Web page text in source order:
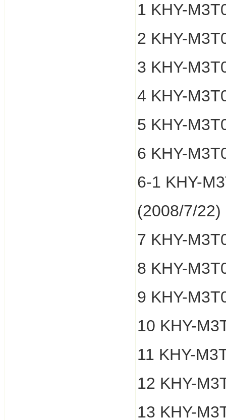
1 KHY-
2 KHY-
3 KHY-
4 KHY-
5 KHY-
6 KHY-
6-1 KHY-
(2008/7/22)
7 KHY-
8 KHY-
9 KHY-
10 KHY-
11 KHY-
12 KHY-
13 KHY-